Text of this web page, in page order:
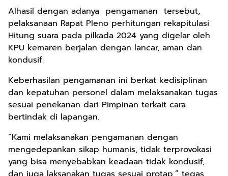
Alhasil dengan adanya pengamanan tersebut,
pelaksanaan Rapat Pleno perhitungan rekapitulasi
Hitung suara pada pilkada 2024 yang digelar oleh
KPU kemaren berjalan dengan lancar, aman dan
kondusif.
Keberhasilan pengamanan ini berkat kedisiplinan
dan kepatuhan personel dalam melaksanakan tugas
sesuai penekanan dari Pimpinan terkait cara
bertindak di lapangan.
“Kami melaksanakan pengamanan dengan
mengedepankan sikap humanis, tidak terprovokasi
yang bisa menyebabkan keadaan tidak kondusif,